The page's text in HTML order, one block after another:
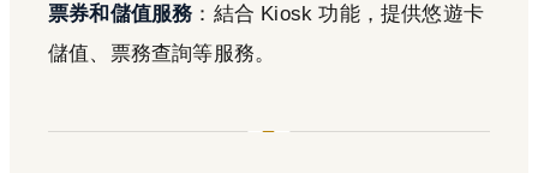
票券和儲值服務 ：結合 Kiosk 功能，提供悠遊卡
儲值、票務查詢等服務。